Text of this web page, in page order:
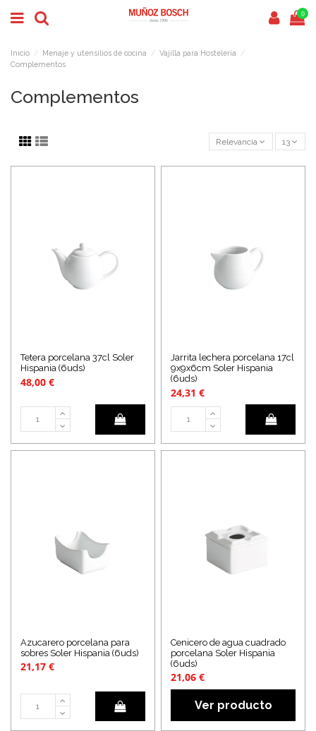
0
Inicio Menaje y utensilios de cocina
Vajilla para Hostelería
Complementos
Complementos
Relevancia 13
Tetera porcelana 37cl Soler
Hispania (6uds)
48,00 €
Jarrita lechera porcelana 17cl
9x9x6cm Soler Hispania
(6uds)
24,31 €
Azucarero porcelana para
sobres Soler Hispania (6uds)
21,17 €
Cenicero de agua cuadrado
porcelana Soler Hispania
(6uds)
21,06 €
Ver producto